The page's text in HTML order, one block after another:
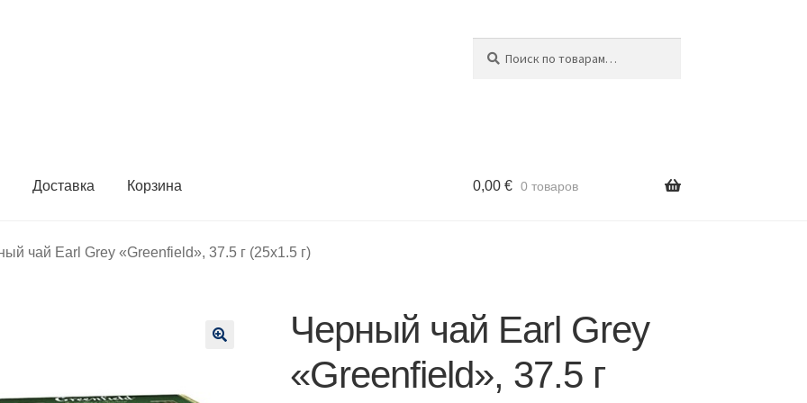
Доставка Корзина 0,00 € 0 товаров
чай Earl Grey «Greenfield», 37.5 г (25х1.5 г)
Черный чай Earl Grey
«Greenfield», 37.5 г